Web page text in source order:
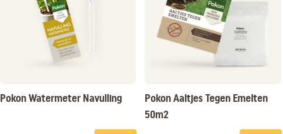
Pokon Watermeter Navulling
Pokon Aaltjes Tegen Emelten
50m2